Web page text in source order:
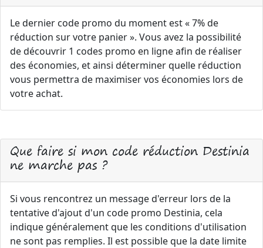
Le dernier code promo du moment est « 7% de
réduction sur votre panier ». Vous avez la possibilité
de découvrir 1 codes promo en ligne afin de réaliser
des économies, et ainsi déterminer quelle réduction
vous permettra de maximiser vos économies lors de
votre achat.
Que faire si mon code réduction Destinia
ne marche pas ?
Si vous rencontrez un message d'erreur lors de la
tentative d'ajout d'un code promo Destinia, cela
indique généralement que les conditions d'utilisation
ne sont pas remplies. Il est possible que la date limite